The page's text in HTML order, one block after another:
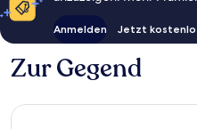
Anmelden Jetzt
Zur Gegend